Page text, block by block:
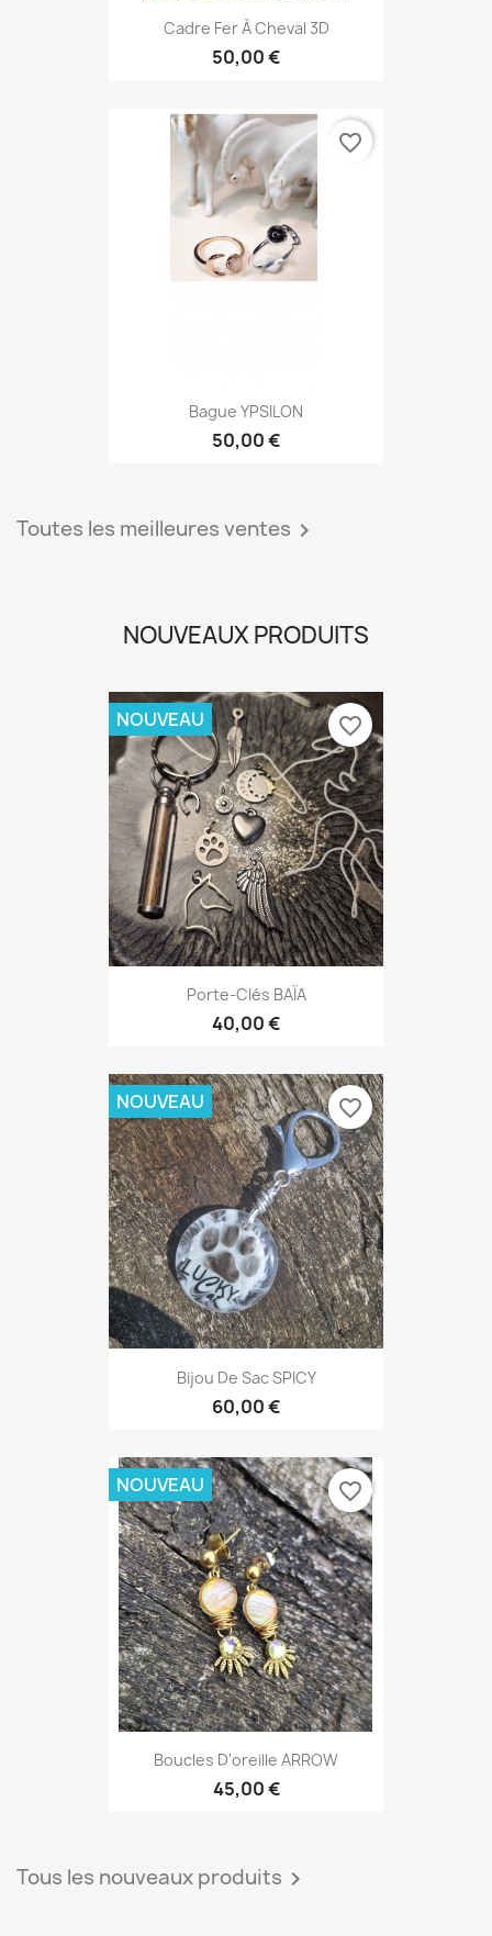
Cadre Fer À Cheval 3D
50,00 €
Bague YPSILON
50,00 €
favorite_border
Toutes les meilleures ventes 
NOUVEAUX PRODUITS
Porte-Clés BAÏA
40,00 €
NOUVEAU favorite_border
Bijou De Sac SPICY
60,00 €
NOUVEAU favorite_border
Boucles D'oreille ARROW
45,00 €
NOUVEAU favorite_border
Tous les nouveaux produits 